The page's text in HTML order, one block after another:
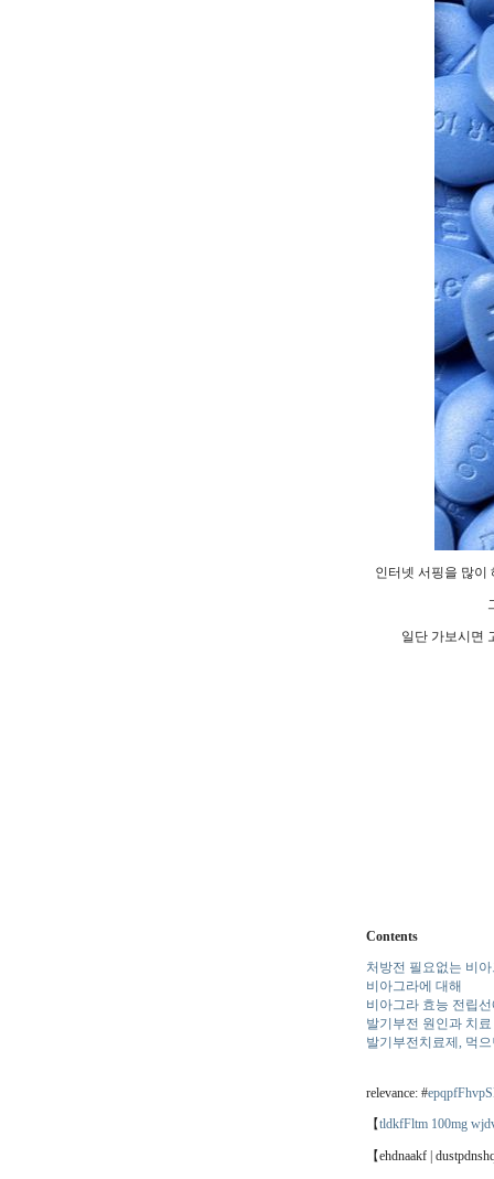
인터넷 서핑을 많이
일단 가보시면
Contents
처방전 필요없는 비
비아그라에 대해
비아그라 효능 전립
발기부전 원인과 치료
발기부전치료제, 먹
relevance: #
【tldkfFltm 100mg
【ehdnaakf |